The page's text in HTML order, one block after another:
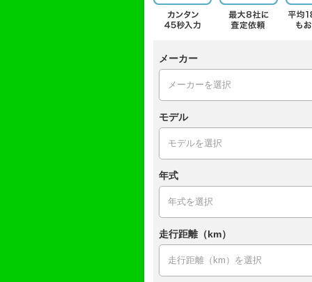
メーカー
モデル
年式
走行距離（km）